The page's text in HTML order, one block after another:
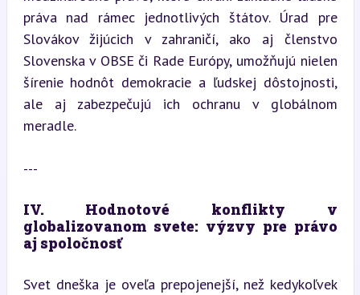
práva nad rámec jednotlivých štátov. Úrad pre
Slovákov žijúcich v zahraničí, ako aj členstvo
Slovenska v OBSE či Rade Európy, umožňujú nielen
šírenie hodnôt demokracie a ľudskej dôstojnosti,
ale aj zabezpečujú ich ochranu v globálnom
meradle.
---
IV. Hodnotové konflikty v
globalizovanom svete: výzvy pre právo
aj spoločnosť
Svet dneška je oveľa prepojenejší, než kedykoľvek